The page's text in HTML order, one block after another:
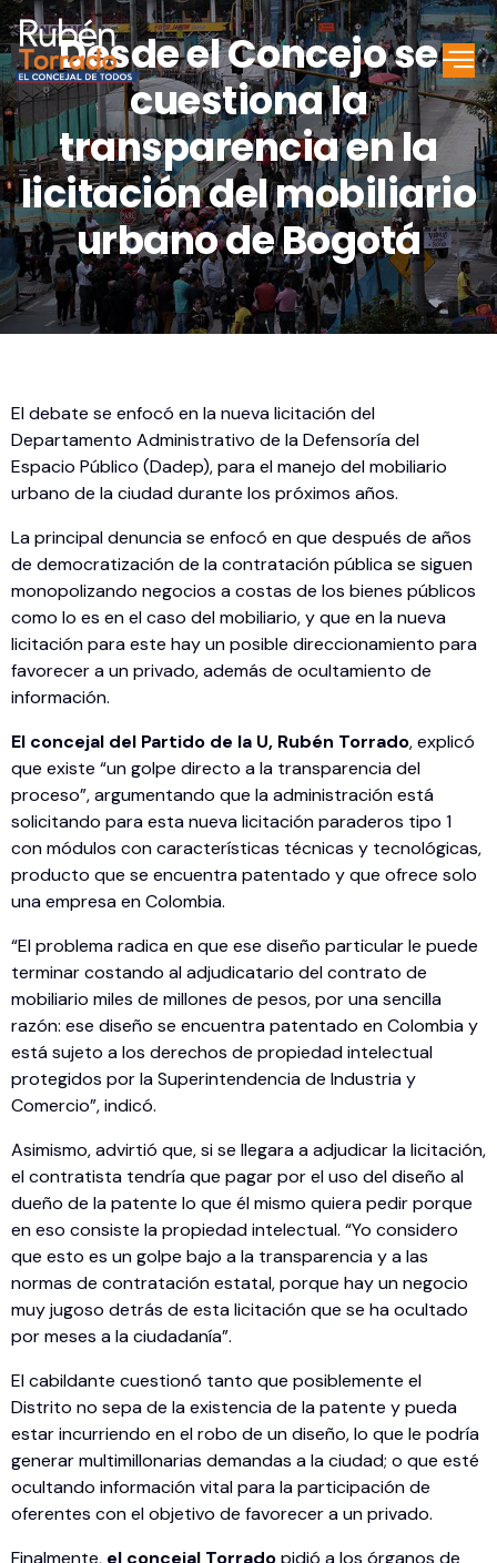
Desde el Concejo se
cuestiona la
transparencia en la
licitación del mobiliario
urbano de Bogotá
El debate se enfocó en la nueva licitación del
Departamento Administrativo de la Defensoría del
Espacio Público (Dadep), para el manejo del mobiliario
urbano de la ciudad durante los próximos años.
La principal denuncia se enfocó en que después de años
de democratización de la contratación pública se siguen
monopolizando negocios a costas de los bienes públicos
como lo es en el caso del mobiliario, y que en la nueva
licitación para este hay un posible direccionamiento para
favorecer a un privado, además de ocultamiento de
información.
El concejal del Partido de la U, Rubén Torrado, explicó
que existe “un golpe directo a la transparencia del
proceso”, argumentando que la administración está
solicitando para esta nueva licitación paraderos tipo 1
con módulos con características técnicas y tecnológicas,
producto que se encuentra patentado y que ofrece solo
una empresa en Colombia.
“El problema radica en que ese diseño particular le puede
terminar costando al adjudicatario del contrato de
mobiliario miles de millones de pesos, por una sencilla
razón: ese diseño se encuentra patentado en Colombia y
está sujeto a los derechos de propiedad intelectual
protegidos por la Superintendencia de Industria y
Comercio”, indicó.
Asimismo, advirtió que, si se llegara a adjudicar la licitación,
el contratista tendría que pagar por el uso del diseño al
dueño de la patente lo que él mismo quiera pedir porque
en eso consiste la propiedad intelectual. “Yo considero
que esto es un golpe bajo a la transparencia y a las
normas de contratación estatal, porque hay un negocio
muy jugoso detrás de esta licitación que se ha ocultado
por meses a la ciudadanía”.
El cabildante cuestionó tanto que posiblemente el
Distrito no sepa de la existencia de la patente y pueda
estar incurriendo en el robo de un diseño, lo que le podría
generar multimillonarias demandas a la ciudad; o que esté
ocultando información vital para la participación de
oferentes con el objetivo de favorecer a un privado.
Finalmente, el concejal Torradopidió a los órganos de